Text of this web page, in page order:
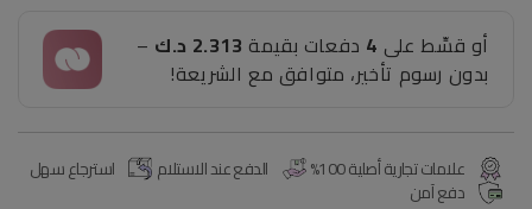
ذا
كور
ذا
كور
أو قسِّط على 4 دفعات بقيمة 2.313 د.ك
–
بدون رسوم تأخير، متوافق مع الشريعة!
علامات تجارية أصلية 100% الدفع عند الاستلام استرجاع سهل
دفع آمن